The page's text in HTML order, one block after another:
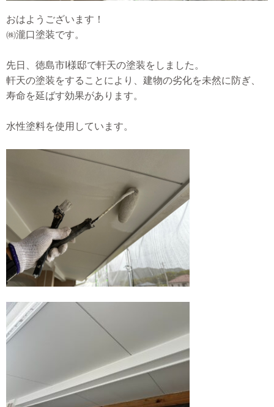
おはようございます！
㈱瀧口塗装です。
先日、徳島市I様邸で軒天の塗装をしました。
軒天の塗装をすることにより、建物の劣化を未然に防ぎ、
寿命を延ばす効果があります。
水性塗料を使用しています。